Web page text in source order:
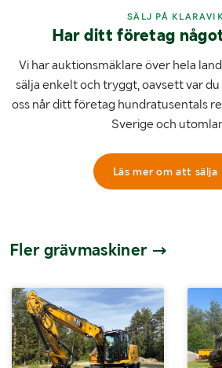
SÄLJ PÅ
Har ditt företag
Vi har auktionsmäklare över hela
sälja enkelt och tryggt, oavsett var du
oss når ditt företag hundratusentals
Sverige och
Läs mer om att sälja
Fler grävmaskiner